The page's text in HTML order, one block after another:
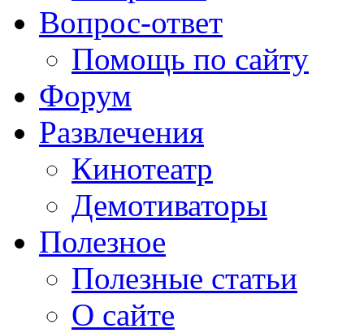
Вопрос-ответ
Помощь по сайту
Форум
Развлечения
Кинотеатр
Демотиваторы
Полезное
Полезные статьи
О сайте